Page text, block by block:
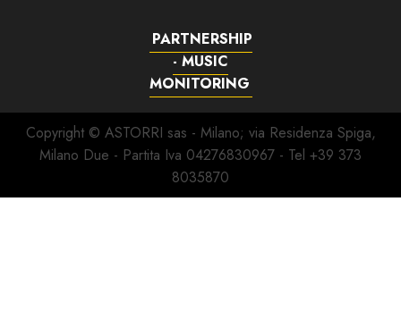
PARTNERSHIP
- MUSIC
MONITORING
Copyright © ASTORRI sas - Milano; via Residenza Spiga,
Milano Due - Partita Iva 04276830967 - Tel +39 373
8035870